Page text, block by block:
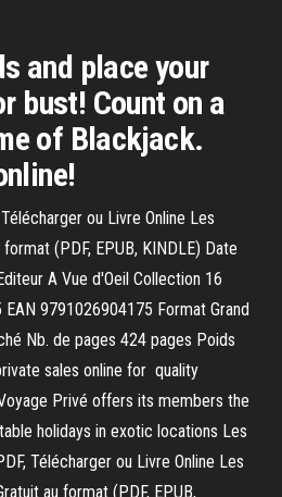
and place your
bust! Count on a
of Blackjack.
ou Livre Online Les
(PDF, EPUB, KINDLE) Date
A Vue d'Oeil Collection 16
9791026904175 Format Grand
Nb. de pages 424 pages Poids
sales online for ️ quality
Privé offers its members the
holidays in exotic locations Les
Télécharger ou Livre Online Les
au format (PDF, EPUB,